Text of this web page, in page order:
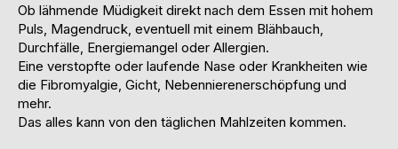
Ob lähmende Müdigkeit direkt nach dem Essen mit hohem
Puls, Magendruck, eventuell mit einem Blähbauch,
Durchfälle, Energiemangel oder Allergien.
Eine verstopfte oder laufende Nase oder Krankheiten wie
die Fibromyalgie, Gicht, Nebennierenerschöpfung und
mehr.
Das alles kann von den täglichen Mahlzeiten kommen.